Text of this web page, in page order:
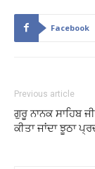
Facebook
Previous article
ਗੁਰੂ ਨਾਨਕ ਸਾਹਿਬ
ਕੀਤਾ ਜਾਂਦਾ ਝੂਠਾ